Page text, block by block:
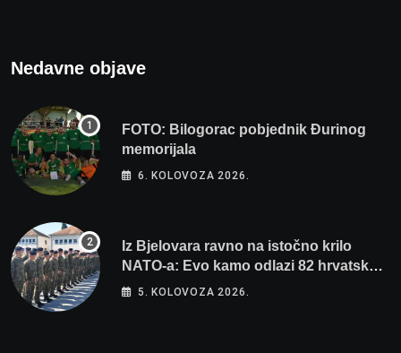
Nedavne objave
FOTO: Bilogorac pobjednik Đurinog
memorijala
6. KOLOVOZA 2026.
Iz Bjelovara ravno na istočno krilo
NATO-a: Evo kamo odlazi 82 hrvatska
vojnika i 6 vojnikinja
5. KOLOVOZA 2026.